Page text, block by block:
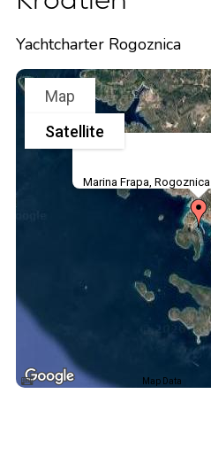
Yachtcharter Rogoznica
Marina Frapa, Rogoznica
Map
Satellite
Map Data